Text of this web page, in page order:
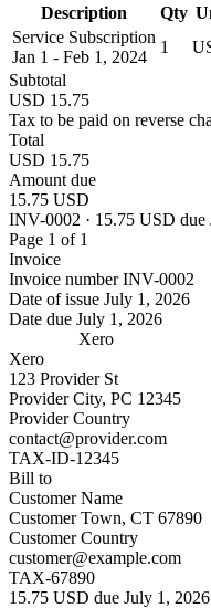
Description
Qty
Service Subscription
Jan 1 - Feb 1, 2024
1
Subtotal
USD 15.75
Tax to be paid on reverse
Total
USD 15.75
Amount due
15.75 USD
INV-0002 · 15.75 USD due
Page 1 of 1
Invoice
Invoice numberINV-0002
Date of issue July 1, 2026
Date due July 1, 2026
Xero
Xero
123 Provider St
Provider City, PC 12345
Provider Country
contact@provider.com
TAX-ID-12345
Bill to
Customer Name
Customer Town, CT 67890
Customer Country
customer@example.com
TAX-67890
15.75 USD due July 1, 2026